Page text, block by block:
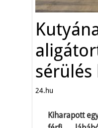
sérülés
24.hu
Kiharapott